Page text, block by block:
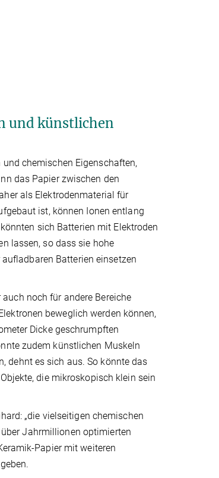
und künstlichen
chemischen Eigenschaften,
das Papier zwischen den
als Elektrodenmaterial für
ist, können Ionen entlang
sich Batterien mit Elektroden
lassen, so dass sie hohe
Batterien einsetzen
noch für andere Bereiche
beweglich werden können,
Dicke geschrumpften
zudem künstlichen Muskeln
dehnt es sich aus. So könnte das
die mikroskopisch klein sein
„die vielseitigen chemischen
Jahrmillionen optimierten
Papier mit weiteren